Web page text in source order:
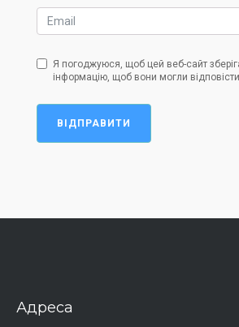
Я погоджуюся, щоб цей веб-сайт
інформацію, щоб вони могли
ВІДПРАВИТИ
Адреса